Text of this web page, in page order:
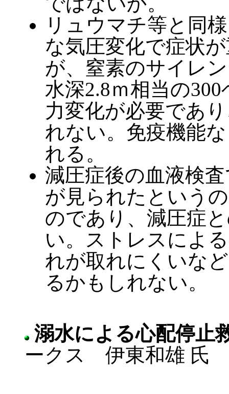
リュウマチ等と同
な気圧変化で症状
が、窒素のサイレ
水深2.8ｍ相当の
力変化が必要であ
れない。免疫機能
れる。
減圧症後の血液検
が見られたという
のであり、減圧症
い。ストレスによ
れが取れにくいな
るかもしれない。
溺水による心配停止
ークス 伊東和雄 氏